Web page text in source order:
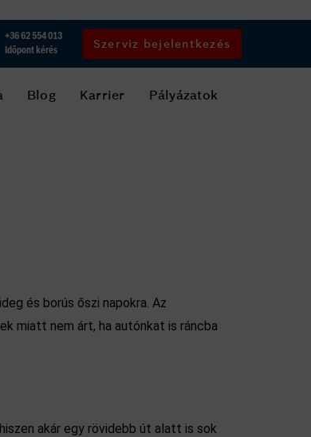
+36 62 554 013
Időpont kérés
Szerviz bejelentkezés
Blog Karrier Pályázatok
és borús őszi napokra. Az
miatt nem árt, ha autónkat is ráncba
akár egy rövidebb út alatt is sok